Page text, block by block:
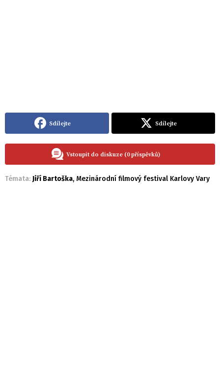
Sdílejte Sdílejte
Vstoupit do diskuze (0 příspěvků)
Témata: Jiří Bartoška, Mezinárodní filmový festival Karlovy Vary